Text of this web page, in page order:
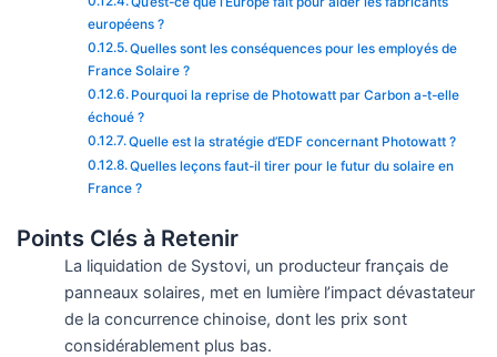
européens ?
Quelles sont les conséquences pour les employés de
France Solaire ?
Pourquoi la reprise de Photowatt par Carbon a-t-elle
échoué ?
Quelle est la stratégie d’EDF concernant Photowatt ?
Quelles leçons faut-il tirer pour le futur du solaire en
France ?
Points Clés à Retenir
La liquidation de Systovi, un producteur français de
panneaux solaires, met en lumière l’impact dévastateur
de la concurrence chinoise, dont les prix sont
considérablement plus bas.